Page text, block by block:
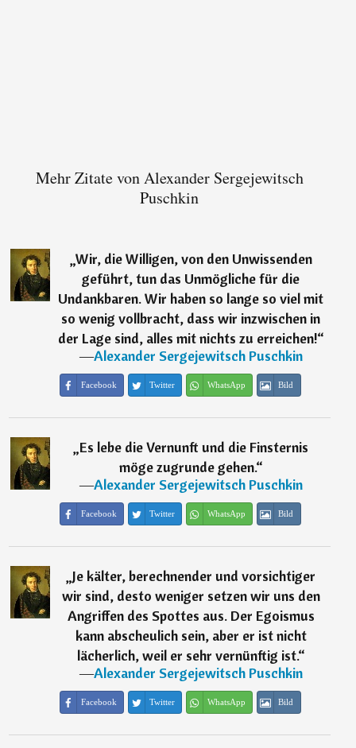
Mehr Zitate von Alexander Sergejewitsch
Puschkin
„Wir, die Willigen, von den Unwissenden
geführt, tun das Unmögliche für die
Undankbaren. Wir haben so lange so viel mit
so wenig vollbracht, dass wir inzwischen in
der Lage sind, alles mit nichts zu erreichen!“
―Alexander Sergejewitsch Puschkin
Facebook Twitter WhatsApp Bild
„Es lebe die Vernunft und die Finsternis
möge zugrunde gehen.“
―Alexander Sergejewitsch Puschkin
Facebook Twitter WhatsApp Bild
„Je kälter, berechnender und vorsichtiger
wir sind, desto weniger setzen wir uns den
Angriffen des Spottes aus. Der Egoismus
kann abscheulich sein, aber er ist nicht
lächerlich, weil er sehr vernünftig ist.“
―Alexander Sergejewitsch Puschkin
Facebook Twitter WhatsApp Bild